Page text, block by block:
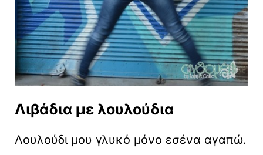
Λιβάδια με λουλούδια
Λουλούδι μου γλυκό μόνο εσένα αγαπώ.